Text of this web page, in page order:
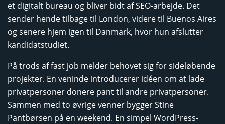
et digitalt bureau og bliver bidt af SEO-arbejde. Det
sender hende tilbage til London, videre til Buenos Aires
og senere hjem igen til Danmark, hvor hun afslutter
kandidatstudiet.
På trods af fast job melder behovet sig for sideløbende
projekter. En veninde introducerer idéen om at lade
privatpersoner donere pant til andre privatpersoner.
Sammen med to øvrige venner bygger Stine
Pantbørsen på en weekend. En simpel WordPress-